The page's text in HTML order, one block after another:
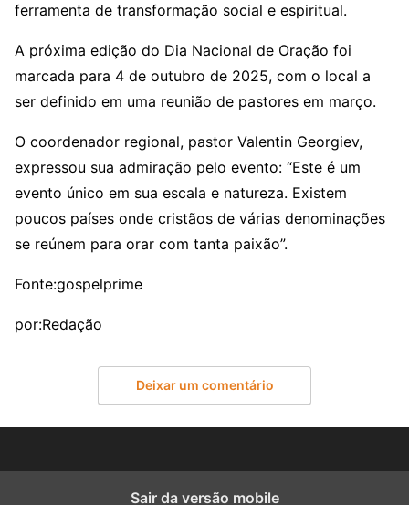
ferramenta de transformação social e espiritual.
A próxima edição do Dia Nacional de Oração foi
marcada para 4 de outubro de 2025, com o local a
ser definido em uma reunião de pastores em março.
O coordenador regional, pastor Valentin Georgiev,
expressou sua admiração pelo evento: “Este é um
evento único em sua escala e natureza. Existem
poucos países onde cristãos de várias denominações
se reúnem para orar com tanta paixão”.
Fonte:gospelprime
por:Redação
Deixar um comentário
Sair da versão mobile